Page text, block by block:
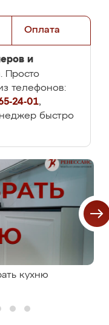
Оплата
и
Просто
телефонов:
24-01,
быстро
кухню